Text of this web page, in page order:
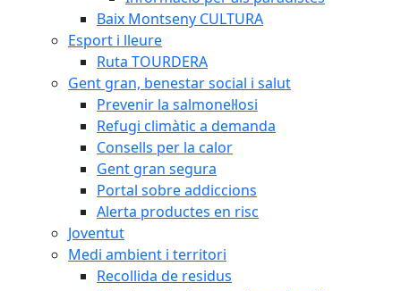
Baix Montseny CULTURA
Esport i lleure
Ruta TOURDERA
Gent gran, benestar social i salut
Prevenir la salmonel·losi
Refugi climàtic a demanda
Consells per la calor
Gent gran segura
Portal sobre addiccions
Alerta productes en risc
Joventut
Medi ambient i territori
Recollida de residus